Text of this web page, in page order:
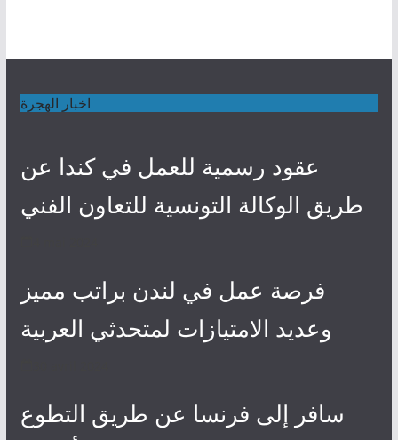
اخبار الهجرة
عقود رسمية للعمل في كندا عن
طريق الوكالة التونسية للتعاون الفني
فرصة عمل في لندن براتب مميز
وعديد الامتيازات لمتحدثي العربية
سافر إلى فرنسا عن طريق التطوع